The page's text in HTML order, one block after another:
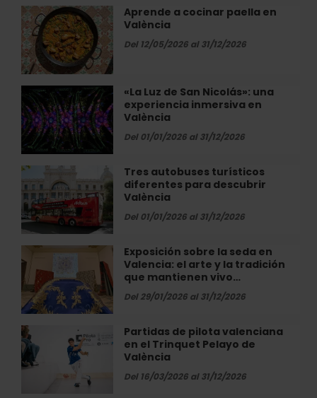
José,
el
tesoro
bajo
tierra
València
Aprende a cocinar paella en
València
Del 12/05/2026 al 31/12/2026
Aprende
a
cocinar
paella
en
València
«La Luz de San Nicolás»: una
experiencia inmersiva en
València
Del 01/01/2026 al 31/12/2026
Luz
de
San
Nicolás»:
una
experiencia
inmersiva
en
València
Tres autobuses turísticos
diferentes para descubrir
València
Del 01/01/2026 al 31/12/2026
Tres
autobuses
turísticos
diferentes
para
descubrir
València
Exposición sobre la seda en
Valencia: el arte y la tradición
que mantienen vivo…
Del 29/01/2026 al 31/12/2026
Exposición
sobre
la
seda
en
Valencia:
el
arte
y
Partidas de pilota valenciana
en el Trinquet Pelayo de
València
Del 16/03/2026 al 31/12/2026
Partidas
de
pilota
valenciana